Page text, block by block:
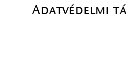
Adatvédelmi